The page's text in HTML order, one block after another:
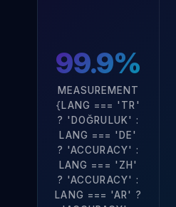
99.9%
MEASUREMENT
{LANG === 'TR'
? 'DOĞRULUK' :
LANG === 'DE'
? 'ACCURACY' :
LANG === 'ZH'
? 'ACCURACY' :
LANG === 'AR' ?